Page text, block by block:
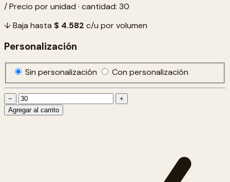
/ Precio por unidad · cantidad: 30
↓ Baja hasta $ 4.582 c/u por volumen
Personalización
Sin personalización Con personalización
−
+
Agregar al carrito